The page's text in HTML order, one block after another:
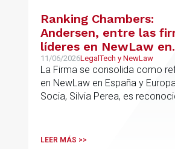
Ranking Chambers:
Andersen, entre las
líderes en NewLaw en
España y Europa
11/06/2026LegalTech y NewLaw
La Firma se consolida como
en NewLaw en España y
Socia, Silvia Perea, es
LEER MÁS >>